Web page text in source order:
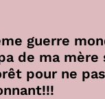
guerre
de ma mère
pour ne